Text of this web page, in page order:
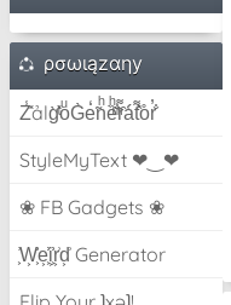
ρσωιązαηу
Z̾̽ảlg̀͐ͭ̽oͧG̀e̒̃nͪȅͪͫ̏̐r͌̑á͑t͌̑͛o̊r̓̐
StyleMyText ❤‿❤
❀ FB Gadgets ❀
͕͗W͕͕͗͗e͕͕͗͗i͕͕͗͗r͕͗d͕͗ Generator